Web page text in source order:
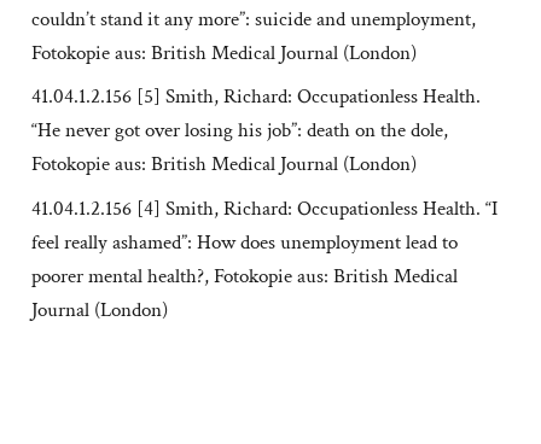
couldn’t stand it any more”: suicide and unemployment,
Fotokopie aus: British Medical Journal (London)
41.04.1.2.156 [5] Smith, Richard: Occupationless Health.
“He never got over losing his job”: death on the dole,
Fotokopie aus: British Medical Journal (London)
41.04.1.2.156 [4] Smith, Richard: Occupationless Health. “I
feel really ashamed”: How does unemployment lead to
poorer mental health?, Fotokopie aus: British Medical
Journal (London)